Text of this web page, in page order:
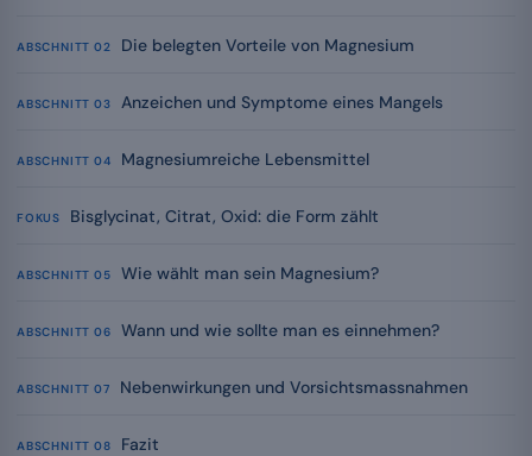
ABSCHNITT 02 Die belegten Vorteile von Magnesium
ABSCHNITT 03 Anzeichen und Symptome eines Mangels
ABSCHNITT 04 Magnesiumreiche Lebensmittel
FOKUS Bisglycinat, Citrat, Oxid: die Form zählt
ABSCHNITT 05 Wie wählt man sein Magnesium?
ABSCHNITT 06 Wann und wie sollte man es einnehmen?
ABSCHNITT 07 Nebenwirkungen und Vorsichtsmassnahmen
ABSCHNITT 08 Fazit